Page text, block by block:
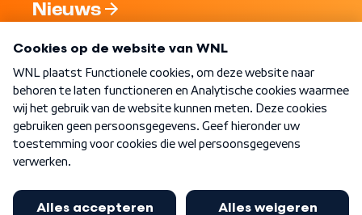
Nieuws
Nieuwsbrief
Word Lid